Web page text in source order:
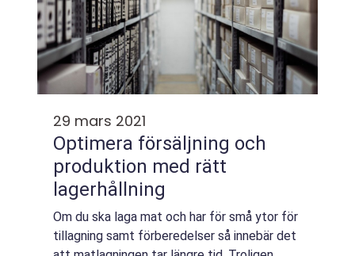
29 mars 2021
Optimera försäljning och
produktion med rätt
lagerhållning
Om du ska laga mat och har för små ytor för
tillagning samt förberedelser så innebär det